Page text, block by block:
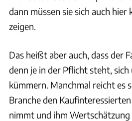
dann müssen sie sich auch
zeigen.
Das heißt aber auch, dass der
denn je in der Pflicht steht, sich
kümmern. Manchmal reicht es
Branche den
nimmt und ihm